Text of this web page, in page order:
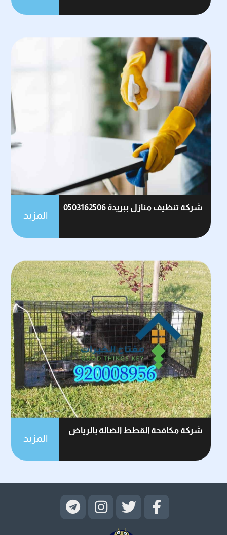
شركة تنظيف منازل ببريدة 0503162506
المزيد
شركة مكافحة القطط الضالة بالرياض
المزيد